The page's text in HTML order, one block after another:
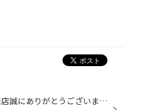
今日のPIT風景。 セール二日目の本日。沢山のお客様、ご来店誠にありがとうございます。 マツダ ロードスター（ND）のアライメントや・・・ フィアット パンダのタイヤ交換。 ニッサン FUGAのタイヤ交換・・・などなど沢山の作業をさせて頂きました。 次の日曜日までセールが続きますので、皆様...